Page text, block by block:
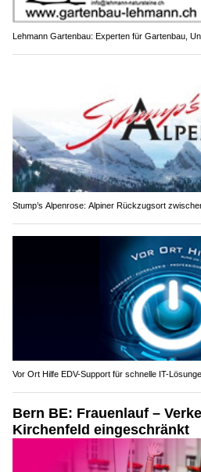
Lehmann Gartenbau: Experten für Gartenbau,
Stump’s Alpenrose: Alpiner Rückzugsort
Vor Ort Hilfe EDV-Support für schnelle IT-
Bern BE: Frauenlauf –
Kirchenfeld eingeschränkt